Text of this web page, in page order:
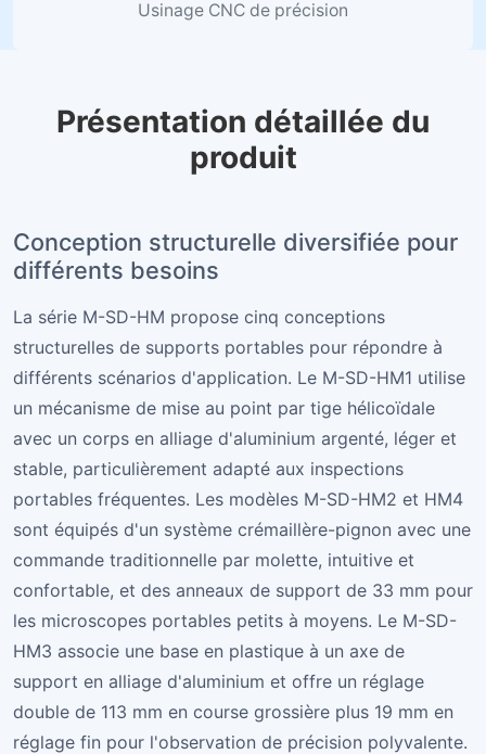
Usinage CNC de précision
Présentation détaillée du
produit
Conception structurelle diversifiée pour
différents besoins
La série M-SD-HM propose cinq conceptions
structurelles de supports portables pour répondre à
différents scénarios d'application. Le M-SD-HM1 utilise
un mécanisme de mise au point par tige hélicoïdale
avec un corps en alliage d'aluminium argenté, léger et
stable, particulièrement adapté aux inspections
portables fréquentes. Les modèles M-SD-HM2 et HM4
sont équipés d'un système crémaillère-pignon avec une
commande traditionnelle par molette, intuitive et
confortable, et des anneaux de support de 33 mm pour
les microscopes portables petits à moyens. Le M-SD-
HM3 associe une base en plastique à un axe de
support en alliage d'aluminium et offre un réglage
double de 113 mm en course grossière plus 19 mm en
réglage fin pour l'observation de précision polyvalente.